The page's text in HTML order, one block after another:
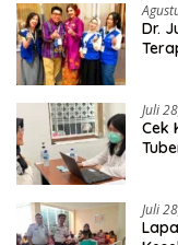
Dr.
Juli
Cek
Juli